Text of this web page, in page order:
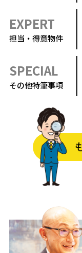
EXPERT
担当・得意物件
SPECIAL
その他特筆事項